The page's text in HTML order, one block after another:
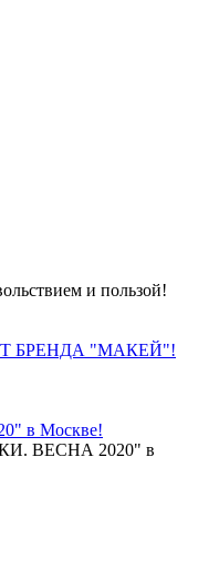
и пользой!
БРЕНДА "МАКЕЙ"!
в Москве!
ВЕСНА 2020" в